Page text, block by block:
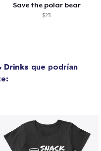
Save the polar bear
$23
Drinks que podrían